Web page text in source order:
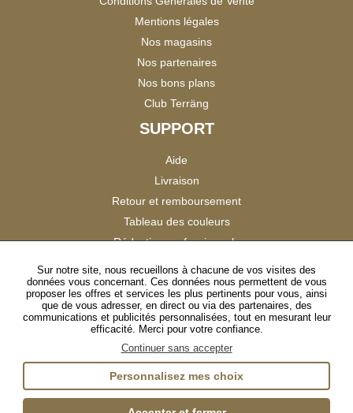
Mentions légales
Nos magasins
Nos partenaires
Nos bons plans
Club Terräng
SUPPORT
Aide
Livraison
Retour et remboursement
Tableau des couleurs
Réduction professionnels
Satisfaction Clients
SUIVEZ-NOUS
InstagramTikTokFacebookYouTubeLinkedIn
Sur notre site, nous recueillons à chacune de vos visites des
données vous concernant. Ces données nous permettent de vous
proposer les offres et services les plus pertinents pour vous, ainsi
que de vous adresser, en direct ou via des partenaires, des
communications et publicités personnalisées, tout en mesurant leur
efficacité. Merci pour votre confiance.
Continuer sans accepter
Personnalisez mes choix